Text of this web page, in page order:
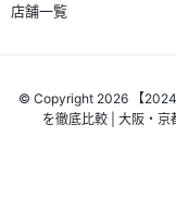
店舗一覧
© Copyright 2026 【2024
を徹底比較 | 大阪・